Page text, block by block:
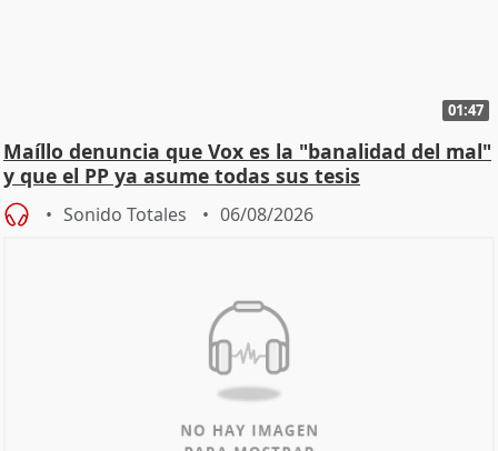
01:47
Maíllo denuncia que Vox es la "banalidad del mal"
y que el PP ya asume todas sus tesis
Sonido Totales 06/08/2026